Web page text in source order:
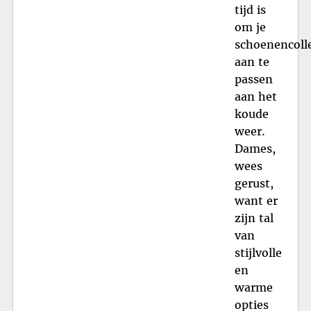
tijd is
om je
aan te
passen
aan het
koude
weer.
Dames,
wees
gerust,
want er
zijn tal
van
stijlvolle
en
warme
opties